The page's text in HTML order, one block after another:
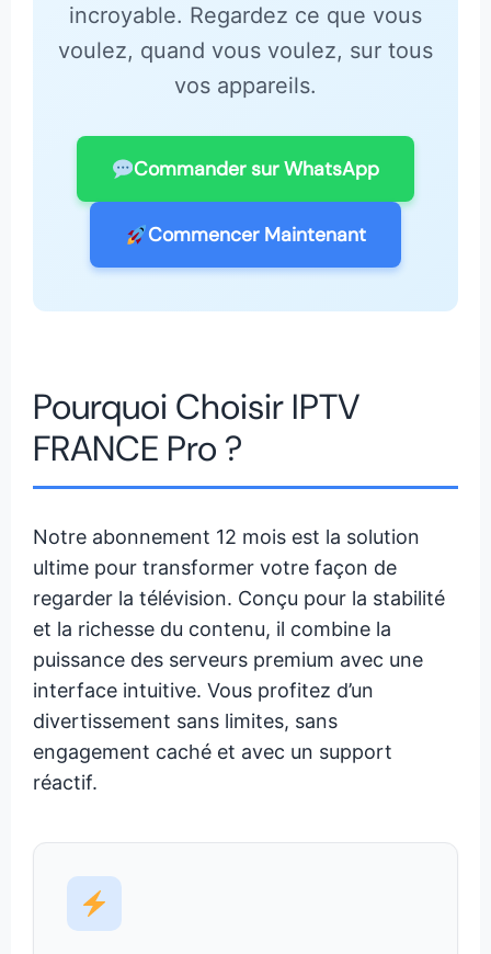
incroyable. Regardez ce que vous
voulez, quand vous voulez, sur tous
vos appareils.
Commander sur WhatsApp
Commencer Maintenant
Pourquoi Choisir IPTV
FRANCE Pro ?
Notre abonnement 12 mois est la solution
ultime pour transformer votre façon de
regarder la télévision. Conçu pour la stabilité
et la richesse du contenu, il combine la
puissance des serveurs premium avec une
interface intuitive. Vous profitez d’un
divertissement sans limites, sans
engagement caché et avec un support
réactif.